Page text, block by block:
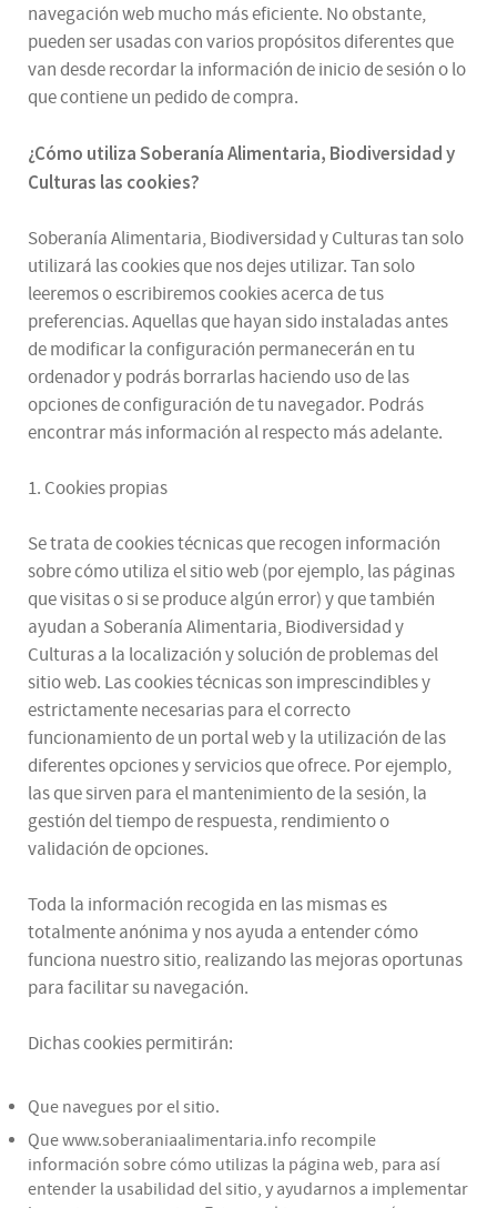
navegación web mucho más eficiente. No obstante,
pueden ser usadas con varios propósitos diferentes que
van desde recordar la información de inicio de sesión o lo
que contiene un pedido de compra.
¿Cómo utilizaSoberanía Alimentaria, Biodiversidad y
Culturas las cookies?
Soberanía Alimentaria, Biodiversidad y Culturas tan solo
utilizará las cookies que nos dejes utilizar. Tan solo
leeremos o escribiremos cookies acerca de tus
preferencias. Aquellas que hayan sido instaladas antes
de modificar la configuración permanecerán en tu
ordenador y podrás borrarlas haciendo uso de las
opciones de configuración de tu navegador. Podrás
encontrar más información al respecto más adelante.
1. Cookies propias
Se trata de cookies técnicas que recogen información
sobre cómo utiliza el sitio web (por ejemplo, las páginas
que visitas o si se produce algún error) y que también
ayudan a Soberanía Alimentaria, Biodiversidad y
Culturas a la localización y solución de problemas del
sitio web. Las cookies técnicas son imprescindibles y
estrictamente necesarias para el correcto
funcionamiento de un portal web y la utilización de las
diferentes opciones y servicios que ofrece. Por ejemplo,
las que sirven para el mantenimiento de la sesión, la
gestión del tiempo de respuesta, rendimiento o
validación de opciones.
Toda la información recogida en las mismas es
totalmente anónima y nos ayuda a entender cómo
funciona nuestro sitio, realizando las mejoras oportunas
para facilitar su navegación.
Dichas cookies permitirán:
Que navegues por el sitio.
Que www.soberaniaalimentaria.info recompile
información sobre cómo utilizas la página web, para así
entender la usabilidad del sitio, y ayudarnos a implementar